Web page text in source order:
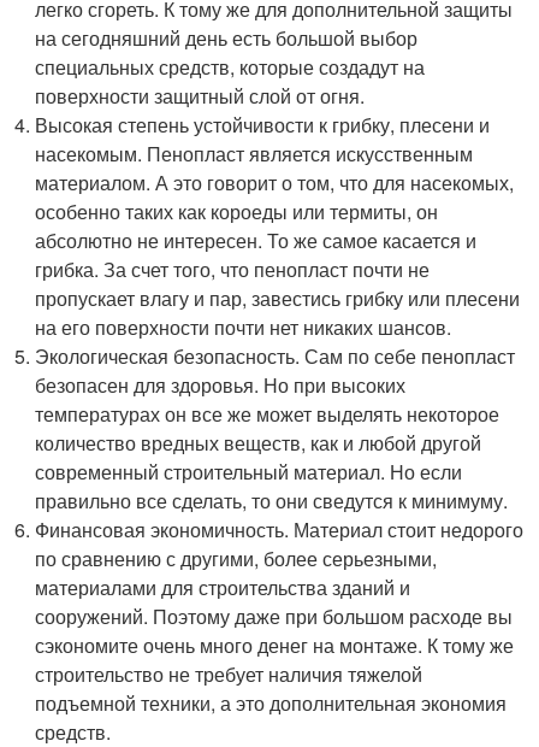
легко сгореть. К тому же для дополнительной защиты
на сегодняшний день есть большой выбор
специальных средств, которые создадут на
поверхности защитный слой от огня.
Высокая степень устойчивости к грибку, плесени и
насекомым. Пенопласт является искусственным
материалом. А это говорит о том, что для насекомых,
особенно таких как короеды или термиты, он
абсолютно не интересен. То же самое касается и
грибка. За счет того, что пенопласт почти не
пропускает влагу и пар, завестись грибку или плесени
на его поверхности почти нет никаких шансов.
Экологическая безопасность. Сам по себе пенопласт
безопасен для здоровья. Но при высоких
температурах он все же может выделять некоторое
количество вредных веществ, как и любой другой
современный строительный материал. Но если
правильно все сделать, то они сведутся к минимуму.
Финансовая экономичность. Материал стоит недорого
по сравнению с другими, более серьезными,
материалами для строительства зданий и
сооружений. Поэтому даже при большом расходе вы
сэкономите очень много денег на монтаже. К тому же
строительство не требует наличия тяжелой
подъемной техники, а это дополнительная экономия
средств.